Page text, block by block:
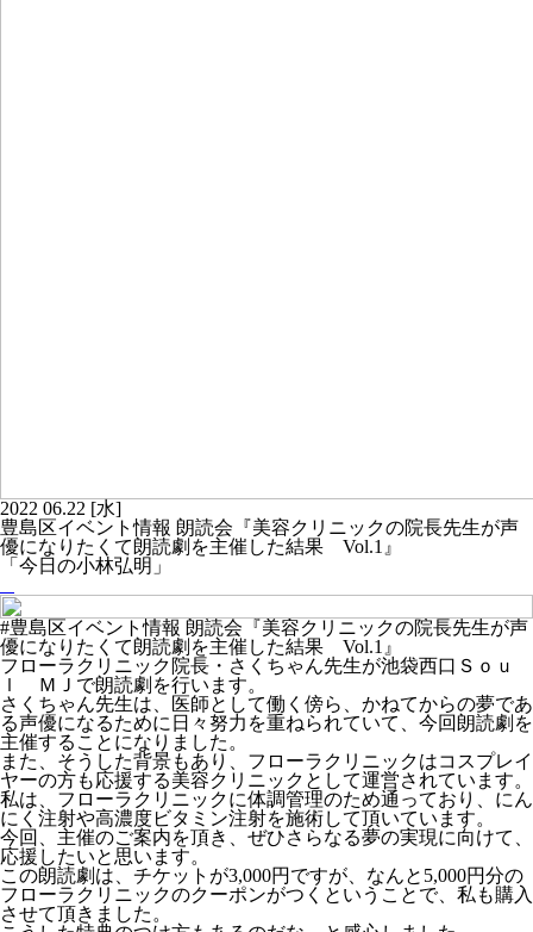
2022 06.22 [水]
豊島区イベント情報 朗読会『美容クリニックの院長先生が声
優になりたくて朗読劇を主催した結果 Vol.1』
「今日の小林弘明」
#豊島区イベント情報 朗読会『美容クリニックの院長先生が声
優になりたくて朗読劇を主催した結果 Vol.1』
フローラクリニック院長・さくちゃん先生が池袋西口Ｓｏｕ
ｌ ＭＪで朗読劇を行います。
さくちゃん先生は、医師として働く傍ら、かねてからの夢であ
る声優になるために日々努力を重ねられていて、今回朗読劇を
主催することになりました。
また、そうした背景もあり、フローラクリニックはコスプレイ
ヤーの方も応援する美容クリニックとして運営されています。
私は、フローラクリニックに体調管理のため通っており、にん
にく注射や高濃度ビタミン注射を施術して頂いています。
今回、主催のご案内を頂き、ぜひさらなる夢の実現に向けて、
応援したいと思います。
この朗読劇は、チケットが3,000円ですが、なんと5,000円分の
フローラクリニックのクーポンがつくということで、私も購入
させて頂きました。